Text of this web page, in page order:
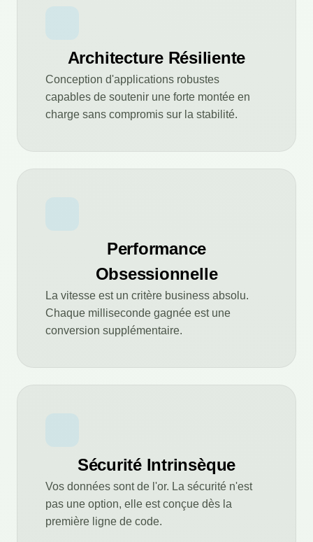
Architecture Résiliente
Conception d'applications robustes
capables de soutenir une forte montée en
charge sans compromis sur la stabilité.
Performance
Obsessionnelle
La vitesse est un critère business absolu.
Chaque milliseconde gagnée est une
conversion supplémentaire.
Sécurité Intrinsèque
Vos données sont de l'or. La sécurité n'est
pas une option, elle est conçue dès la
première ligne de code.